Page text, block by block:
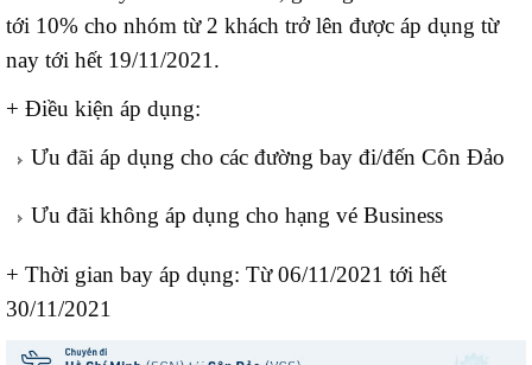
tới 10% cho nhóm từ 2 khách trở lên được áp dụng từ
nay tới hết 19/11/2021.
+ Điều kiện áp dụng:
Ưu đãi áp dụng cho các đường bay đi/đến Côn Đảo
Ưu đãi không áp dụng cho hạng vé Business
+ Thời gian bay áp dụng: Từ 06/11/2021 tới hết
30/11/2021